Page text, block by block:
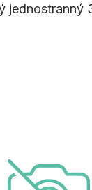
jednostranný